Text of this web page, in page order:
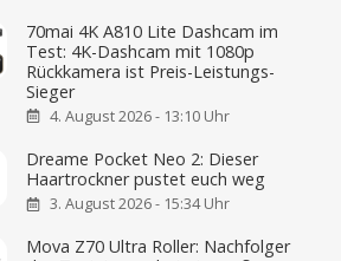
70mai 4K A810 Lite Dashcam im
Test: 4K-Dashcam mit 1080p
Rückkamera ist Preis-Leistungs-
Sieger
4. August 2026 - 13:10 Uhr
Dreame Pocket Neo 2: Dieser
Haartrockner pustet euch weg
3. August 2026 - 15:34 Uhr
Mova Z70 Ultra Roller: Nachfolger